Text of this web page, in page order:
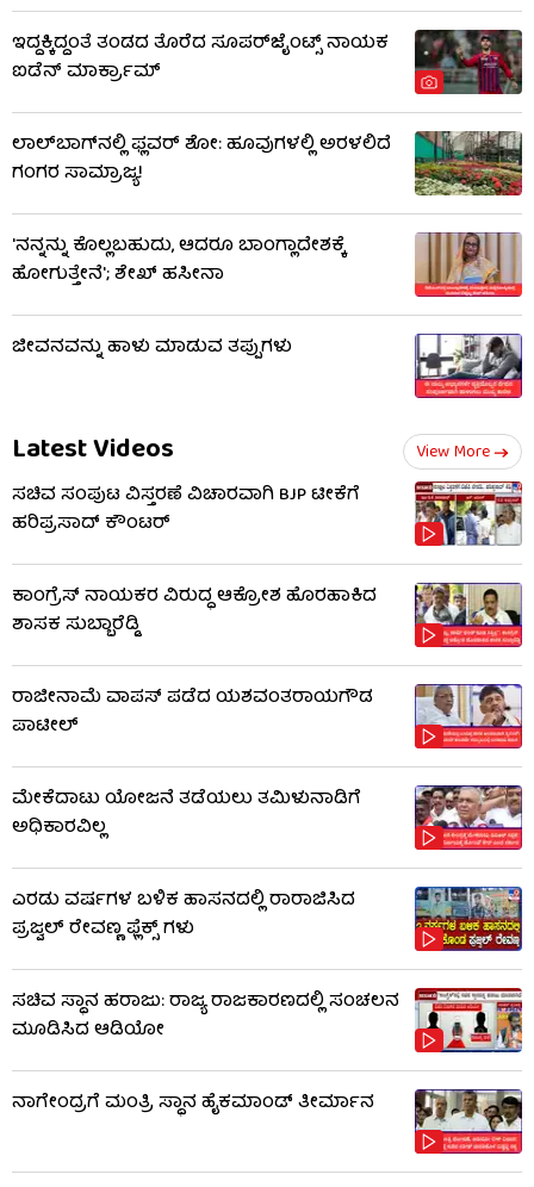
ಇದ್ದಕ್ಕಿದ್ದಂತೆ ತಂಡದ ತೊರೆದ ಸೂಪರ್‌ಜೈಂಟ್ಸ್ ನಾಯಕ
ಐಡೆನ್ ಮಾರ್ಕ್ರಾಮ್
ಲಾಲ್‌ಬಾಗ್‌ನಲ್ಲಿ ಫ್ಲವರ್‌ ಶೋ: ಹೂವುಗಳಲ್ಲಿ ಅರಳಲಿದೆ
ಗಂಗರ ಸಾಮ್ರಾಜ್ಯ!
'ನನ್ನನ್ನು ಕೊಲ್ಲಬಹುದು, ಆದರೂ ಬಾಂಗ್ಲಾದೇಶಕ್ಕೆ
ಹೋಗುತ್ತೇನೆ'; ಶೇಖ್ ಹಸೀನಾ
ಜೀವನವನ್ನು ಹಾಳು ಮಾಡುವ ತಪ್ಪುಗಳು
Latest Videos View More
ಸಚಿವ ಸಂಪುಟ ವಿಸ್ತರಣೆ ವಿಚಾರವಾಗಿ BJP ಟೀಕೆಗೆ
ಹರಿಪ್ರಸಾದ್ ಕೌಂಟರ್​​
ಕಾಂಗ್ರೆಸ್ ನಾಯಕರ ವಿರುದ್ಧ ಆಕ್ರೋಶ ಹೊರಹಾಕಿದ
ಶಾಸಕ ಸುಬ್ಬಾರೆಡ್ಡಿ
ರಾಜೀನಾಮೆ ವಾಪಸ್ ಪಡೆದ ಯಶವಂತರಾಯಗೌಡ
ಪಾಟೀಲ್
ಮೇಕೆದಾಟು ಯೋಜನೆ ತಡೆಯಲು ತಮಿಳುನಾಡಿಗೆ
ಅಧಿಕಾರವಿಲ್ಲ
ಎರಡು ವರ್ಷಗಳ ಬಳಿಕ ಹಾಸನದಲ್ಲಿ ರಾರಾಜಿಸಿದ
ಪ್ರಜ್ವಲ್ ರೇವಣ್ಣ ಫ್ಲೆಕ್ಸ್ ಗಳು
ಸಚಿವ ಸ್ಥಾನ ಹರಾಜು: ರಾಜ್ಯ ರಾಜಕಾರಣದಲ್ಲಿ ಸಂಚಲನ
ಮೂಡಿಸಿದ ಆಡಿಯೋ
ನಾಗೇಂದ್ರಗೆ ಮಂತ್ರಿ ಸ್ಥಾನ ಹೈಕಮಾಂಡ್ ತೀರ್ಮಾನ